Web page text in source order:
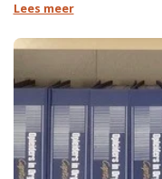
Lees meer